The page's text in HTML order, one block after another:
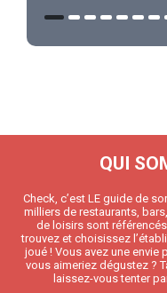
QUI
Check, c’est LE guide de
milliers de restaurants,
de loisirs sont
trouvez et choisissez
joué ! Vous avez une envie
vous aimeriez dégustez ?
laissez-vous tenter